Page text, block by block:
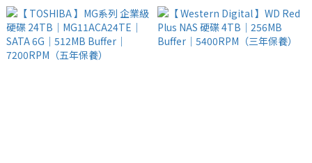
｜512MB Buffer｜
7200RPM（五年保養）
7200RPM（五年保養）